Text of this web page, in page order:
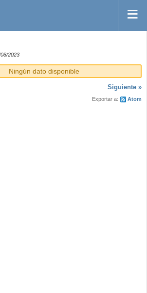
2023
Ningún dato disponible
Siguiente »
Exportar a: Atom